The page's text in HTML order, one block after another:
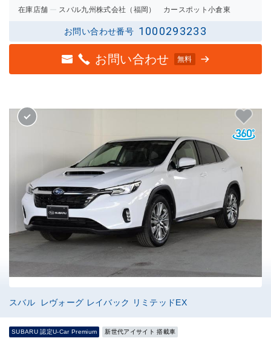
在庫店舗 スバル九州株式会社（福岡） カースポット小倉東
お問い合わせ番号 1000293233
お問い合わせ 無料
スバル レヴォーグ レイバック リミテッドEX
SUBARU 認定U-Car Premium 新世代アイサイト 搭載車